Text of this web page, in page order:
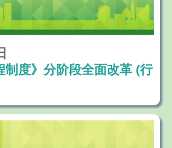
制度》分阶段全面改革 (行